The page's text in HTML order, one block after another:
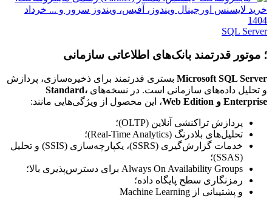
SQL Server
؛ موتور قدرتمند بانک‌های اطلاعاتی سازمانی
Microsoft SQL Server بستری قدرتمند برای ذخیره‌سازی، پردازش
و تحلیل داده‌های سازمانی است. در نسخه‌های Standard،
Enterprise و Web Edition
، این محصول از ویژگی‌هایی مانند:
پردازش تراکنشی آنلاین (OLTP)؛
تحلیل‌های بلادرنگ (Real-Time Analytics)؛
خدمات گزارش‌گیری (SSRS)، یکپارچه‌سازی (SSIS) و تحلیل
(SSAS)؛
Always On Availability Groups برای دسترس‌پذیری بالا؛
رمزنگاری سطح پایگاه داده؛
و پشتیبانی از Machine Learning